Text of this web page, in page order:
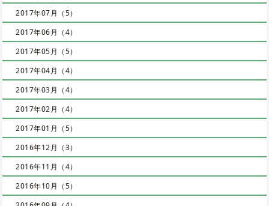
2017年07月（5）
2017年06月（4）
2017年05月（5）
2017年04月（4）
2017年03月（4）
2017年02月（4）
2017年01月（5）
2016年12月（3）
2016年11月（4）
2016年10月（5）